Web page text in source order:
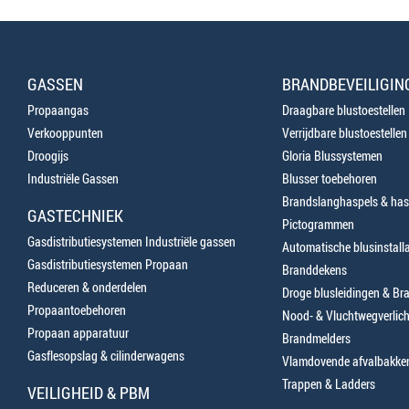
GASSEN
Propaangas
Verkooppunten
Droogijs
Industriële Gassen
GASTECHNIEK
Gasdistributiesystemen Industriële gassen
Gasdistributiesystemen Propaan
Reduceren & onderdelen
Propaantoebehoren
Propaan apparatuur
Gasflesopslag & cilinderwagens
VEILIGHEID & PBM
Draagbare blustoestellen
Verrijdbare blustoestellen
Gloria Blussystemen
Blusser toebehoren
Brandslanghaspels &
Pictogrammen
Automatische
Branddekens
Droge blusleidingen &
Nood- &
Brandmelders
Vlamdovende
Trappen & Ladders